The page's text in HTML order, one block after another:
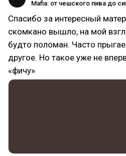
Спасибо за интересный
скомкано вышло, на мой
будто поломан. Часто
другое. Но такое уже не
«фичу»